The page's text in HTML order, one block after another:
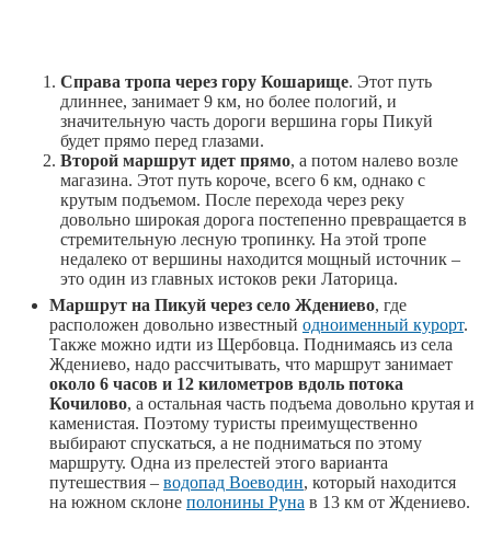
Справа тропа через гору Кошарище. Этот путь
длиннее, занимает 9 км, но более пологий, и
значительную часть дороги вершина горы Пикуй
будет прямо перед глазами.
Второй маршрут идет прямо, а потом налево возле
магазина. Этот путь короче, всего 6 км, однако с
крутым подъемом. После перехода через реку
довольно широкая дорога постепенно превращается в
стремительную лесную тропинку. На этой тропе
недалеко от вершины находится мощный источник –
это один из главных истоков реки Латорица.
Маршрут на Пикуй через село Ждениево, где
расположен довольно известный одноименный курорт.
Также можно идти из Щербовца. Поднимаясь из села
Ждениево, надо рассчитывать, что маршрут занимает
около 6 часов и 12 километров вдоль потока
Кочилово, а остальная часть подъема довольно крутая и
каменистая. Поэтому туристы преимущественно
выбирают спускаться, а не подниматься по этому
маршруту. Одна из прелестей этого варианта
путешествия – водопад Воеводин, который находится
на южном склоне полонины Руна в 13 км от Ждениево.